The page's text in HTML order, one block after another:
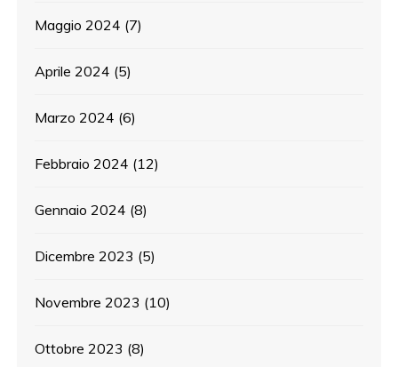
Maggio 2024 (7)
Aprile 2024 (5)
Marzo 2024 (6)
Febbraio 2024 (12)
Gennaio 2024 (8)
Dicembre 2023 (5)
Novembre 2023 (10)
Ottobre 2023 (8)